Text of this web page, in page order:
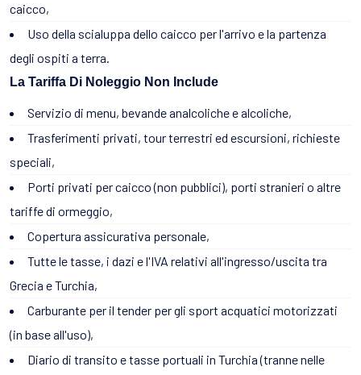
caicco,
Uso della scialuppa dello caicco per l'arrivo e la partenza
degli ospiti a terra.
La Tariffa Di Noleggio Non Include
Servizio di menu, bevande analcoliche e alcoliche,
Trasferimenti privati, tour terrestri ed escursioni, richieste
speciali,
Porti privati per caicco (non pubblici), porti stranieri o altre
tariffe di ormeggio,
Copertura assicurativa personale,
Tutte le tasse, i dazi e l'IVA relativi all'ingresso/uscita tra
Grecia e Turchia,
Carburante per il tender per gli sport acquatici motorizzati
(in base all'uso),
Diario di transito e tasse portuali in Turchia (tranne nelle